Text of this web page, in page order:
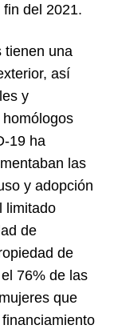
del 2021.
tienen una
así
y
19 ha
las
y adopción
limitado
de
de
76% de las
que